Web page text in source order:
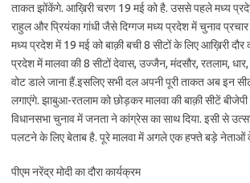
ताकत झोंकेंगे. आख़िरी चरण 19 मई को है. उससे पहले मध्य
राहुल और प्रियंका गांधी जैसे दिग्गज मध्य प्रदेश में चुनाव
मध्य प्रदेश में 19 मई को बाक़ी बची 8 सीटों के लिए आख़िरी दौर
प्रदेश में मालवा की 8 सीटों देवास, उज्जैन, मंदसौर, रतलाम,
वोट डाले जाना हैं.इसलिए सभी दल अपनी पूरी ताकत अब इन
लगाएंगे. झाबुआ-रतलाम को छोड़कर मालवा की बाक़ी सीटें
विधानसभा चुनाव में जनता ने कांग्रेस का साथ दिया. इसी से
पलटने के लिए बेताब है. पूरे मालवा में अगले एक हफ्ते बड़े नेताओं
पीएम नरेंद्र मोदी का दौरा कार्यक्रम